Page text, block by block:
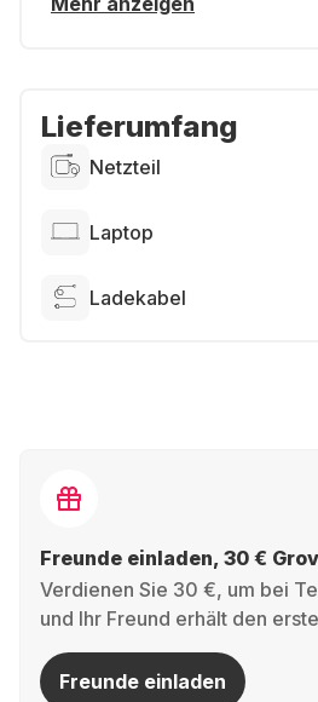
Lieferumfang
Netzteil
Laptop
Ladekabel
Freunde einladen, 30 €
Verdienen Sie 30 €, um bei
und Ihr Freund erhält den
Freunde einladen